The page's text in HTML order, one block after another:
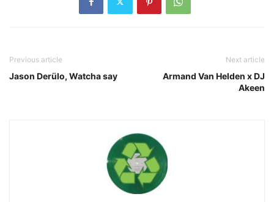
Previous article
Jason Derülo, Watcha say
Next article
Armand Van Helden x DJ
Akeen